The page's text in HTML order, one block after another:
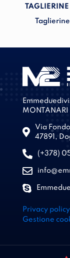
TAGLIERINE
MONTANARI
Via
47891,
(+378)
Privacy policy
Gestione